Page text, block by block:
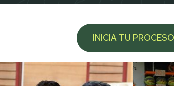
INICIA TU PROCESO